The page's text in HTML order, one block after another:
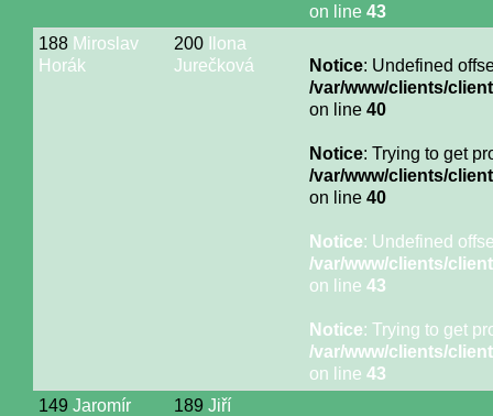
on line 43
188 Miroslav
Horák
200
Ilona
Jurečková
Notice: Undefined
/var/www/clients/
on line 40
Notice: Trying to get
/var/www/clients/
on line 40
Notice: Undefined
/var/www/clients/
on line 43
Notice: Trying to get
/var/www/clients/
on line 43
149 Jaromír
189 Jiří